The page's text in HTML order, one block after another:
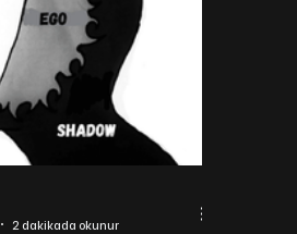
2 dakikada okunur